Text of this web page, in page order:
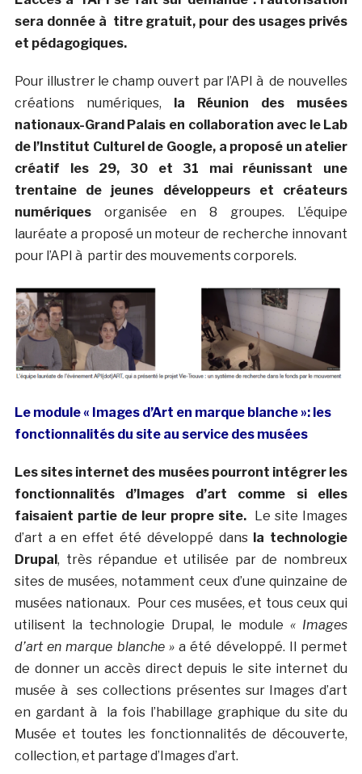
sera donnée à titre gratuit, pour des usages privés
et pédagogiques.
Pour illustrer le champ ouvert par l’API à de nouvelles
créations numériques, la Réunion des musées
nationaux-Grand Palais en collaboration avec le Lab
de l’Institut Culturel de Google, a proposé un atelier
créatif les 29, 30 et 31 mai réunissant une
trentaine de jeunes développeurs et créateurs
numériquesorganisée en 8 groupes. L’équipe
lauréate a proposé un moteur de recherche innovant
pour l’API à partir des mouvements corporels.
Le module « Images d’Art en marque blanche »: les
fonctionnalités du site au service des musées
Les sites internet des musées pourront intégrer les
fonctionnalités d’Images d’art comme si elles
faisaient partie de leur propre site. Le site Images
d’art a en effet été développé dans la technologie
Drupal, très répandue et utilisée par de nombreux
sites de musées, notamment ceux d’une quinzaine de
musées nationaux. Pour ces musées, et tous ceux qui
utilisent la technologie Drupal, le module« Images
d’art en marque blanche »a été développé. Il permet
de donner un accès direct depuis le site internet du
musée à ses collections présentes sur Images d’art
en gardant à la fois l’habillage graphique du site du
Musée et toutes les fonctionnalités de découverte,
collection, et partage d’Images d’art.